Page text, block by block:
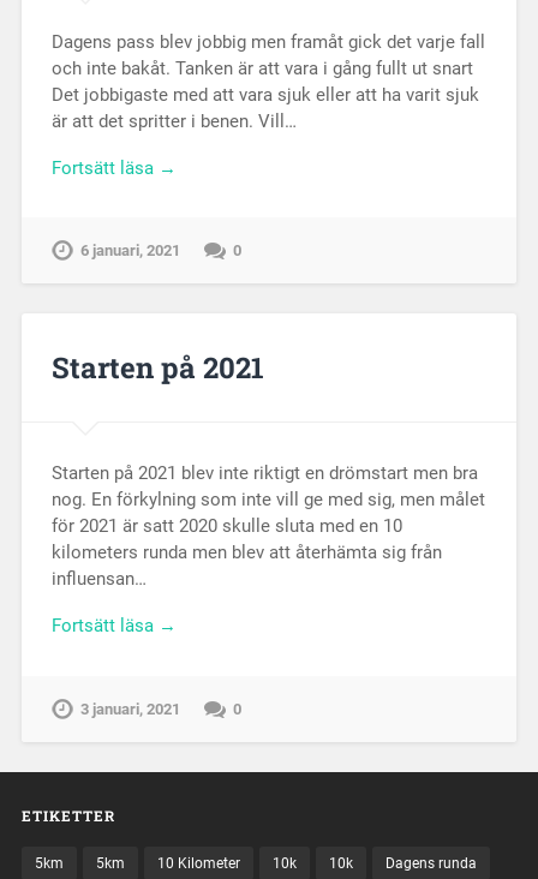
Dagens pass blev jobbig men framåt gick det varje fall
och inte bakåt. Tanken är att vara i gång fullt ut snart
Det jobbigaste med att vara sjuk eller att ha varit sjuk
är att det spritter i benen. Vill…
Fortsätt läsa →
6 januari, 2021 0
Starten på 2021
Starten på 2021 blev inte riktigt en drömstart men bra
nog. En förkylning som inte vill ge med sig, men målet
för 2021 är satt 2020 skulle sluta med en 10
kilometers runda men blev att återhämta sig från
influensan…
Fortsätt läsa →
3 januari, 2021 0
ETIKETTER
5km 5km 10 Kilometer 10k 10k Dagens runda